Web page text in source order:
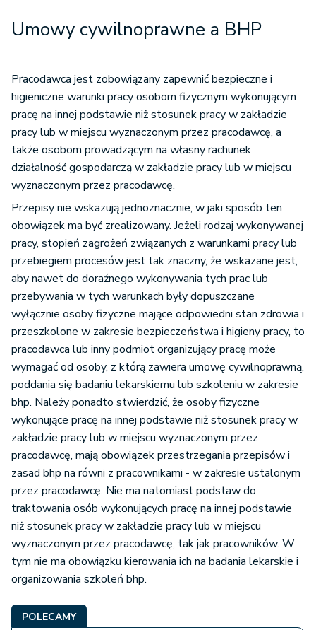
Umowy cywilnoprawne a BHP
Pracodawca jest zobowiązany zapewnić bezpieczne i
higieniczne warunki pracy osobom fizycznym wykonującym
pracę na innej podstawie niż stosunek pracy w zakładzie
pracy lub w miejscu wyznaczonym przez pracodawcę, a
także osobom prowadzącym na własny rachunek
działalność gospodarczą w zakładzie pracy lub w miejscu
wyznaczonym przez pracodawcę.
Przepisy nie wskazują jednoznacznie, w jaki sposób ten
obowiązek ma być zrealizowany. Jeżeli rodzaj wykonywanej
pracy, stopień zagrożeń związanych z warunkami pracy lub
przebiegiem procesów jest tak znaczny, że wskazane jest,
aby nawet do doraźnego wykonywania tych prac lub
przebywania w tych warunkach były dopuszczane
wyłącznie osoby fizyczne mające odpowiedni stan zdrowia i
przeszkolone w zakresie bezpieczeństwa i higieny pracy, to
pracodawca lub inny podmiot organizujący pracę może
wymagać od osoby, z którą zawiera umowę cywilnoprawną,
poddania się badaniu lekarskiemu lub szkoleniu w zakresie
bhp. Należy ponadto stwierdzić, że osoby fizyczne
wykonujące pracę na innej podstawie niż stosunek pracy w
zakładzie pracy lub w miejscu wyznaczonym przez
pracodawcę, mają obowiązek przestrzegania przepisów i
zasad bhp na równi z pracownikami - w zakresie ustalonym
przez pracodawcę. Nie ma natomiast podstaw do
traktowania osób wykonujących pracę na innej podstawie
niż stosunek pracy w zakładzie pracy lub w miejscu
wyznaczonym przez pracodawcę, tak jak pracowników. W
tym nie ma obowiązku kierowania ich na badania lekarskie i
organizowania szkoleń bhp.
POLECAMY